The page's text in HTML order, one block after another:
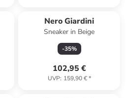
Nero Giardini
Sneaker in Beige
-35%
102,95 €
UVP: 159,90 €*